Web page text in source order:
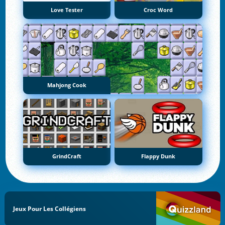
Love Tester Croc Word
Mahjong Cook
GrindCraft Flappy Dunk
Jeux Pour Les Collégiens